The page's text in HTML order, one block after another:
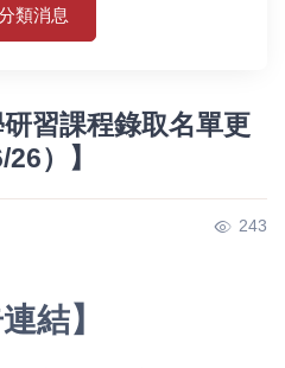
類消息
習課程錄取名單更
）】
243
結】